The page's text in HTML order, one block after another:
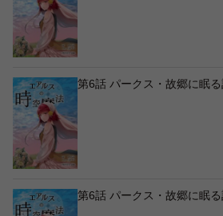
第6話 パークス・故郷に眠
第6話 パークス・故郷に眠